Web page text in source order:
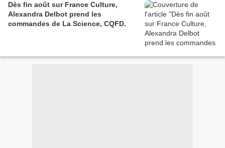
Dès fin août sur France Culture,
Alexandra Delbot prend les
commandes de La Science, CQFD.